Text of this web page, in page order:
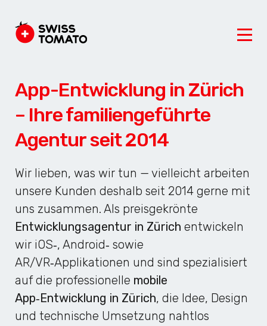
App-Entwicklung in Zürich
– Ihre familiengeführte
Agentur seit 2014
Wir lieben, was wir tun — vielleicht arbeiten
unsere Kunden deshalb seit 2014 gerne mit
uns zusammen. Als preisgekrönte
Entwicklungsagentur in Zürich entwickeln
wir iOS‑, Android‑ sowie
AR/VR‑Applikationen und sind spezialisiert
auf die professionelle mobile
App‑Entwicklung in Zürich, die Idee, Design
und technische Umsetzung nahtlos